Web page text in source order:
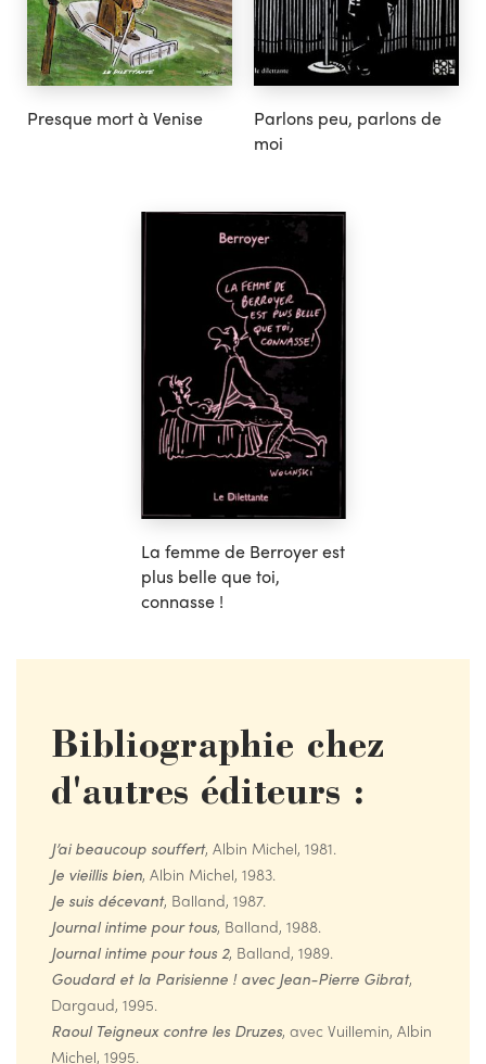
Presque mort à Venise
Parlons peu, parlons de
moi
La femme de Berroyer est
plus belle que toi,
connasse !
Bibliographie chez
d'autres éditeurs :
J’ai beaucoup souffert, Albin Michel, 1981.
Je vieillis bien, Albin Michel, 1983.
Je suis décevant, Balland, 1987.
Journal intime pour tous, Balland, 1988.
Journal intime pour tous 2, Balland, 1989.
Goudard et la Parisienne ! avec Jean-Pierre Gibrat,
Dargaud, 1995.
Raoul Teigneux contre les Druzes, avec Vuillemin, Albin
Michel, 1995.